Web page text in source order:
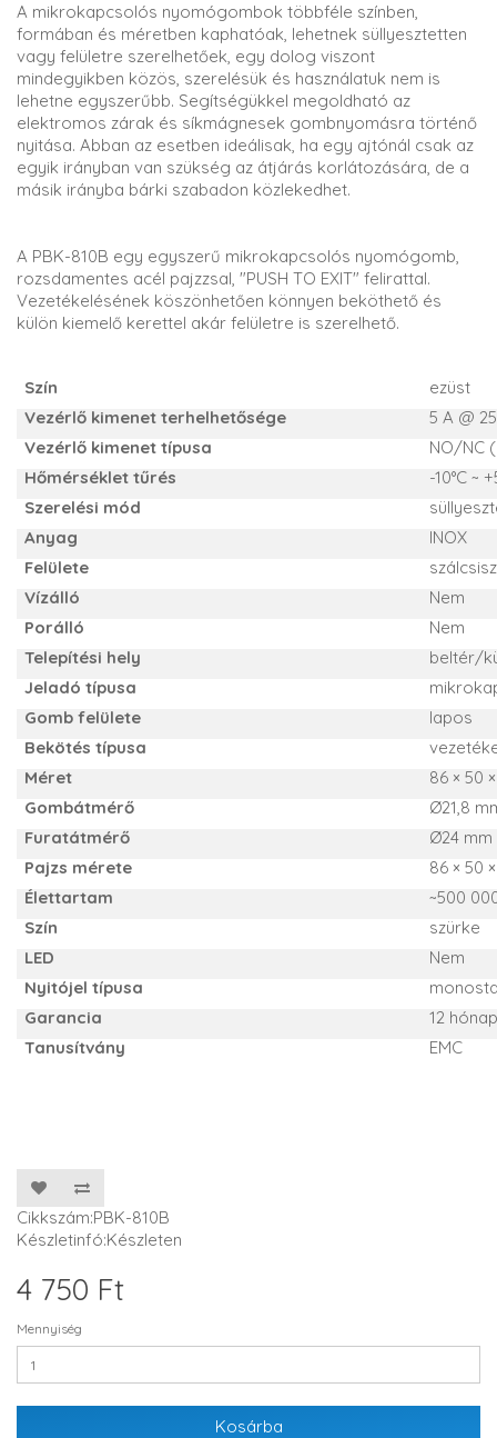
A mikrokapcsolós nyomógombok többféle színben,
formában és méretben kaphatóak, lehetnek süllyesztetten
vagy felületre szerelhetőek, egy dolog viszont
mindegyikben közös, szerelésük és használatuk nem is
lehetne egyszerűbb. Segítségükkel megoldható az
elektromos zárak és síkmágnesek gombnyomásra történő
nyitása. Abban az esetben ideálisak, ha egy ajtónál csak az
egyik irányban van szükség az átjárás korlátozására, de a
másik irányba bárki szabadon közlekedhet.
A PBK-810B egy egyszerű mikrokapcsolós nyomógomb,
rozsdamentes acél pajzzsal, "PUSH TO EXIT" felirattal.
Vezetékelésének köszönhetően könnyen beköthető és
külön kiemelő kerettel akár felületre is szerelhető.
Szín
ezüst
Vezérlő kimenet terhelhetősége
5 A @
Vezérlő kimenet típusa
NO/NC
Hőmérséklet tűrés
-10°C ~
Szerelési mód
Anyag
INOX
Felülete
Vízálló
Nem
Porálló
Nem
Telepítési hely
beltér/
Jeladó típusa
Gomb felülete
lapos
Bekötés típusa
Méret
86 × 50
Gombátmérő
Ø21,8
Furatátmérő
Ø24 mm
Pajzs mérete
86 × 50
Élettartam
~500
Szín
szürke
LED
Nem
Nyitójel típusa
Garancia
12
Tanusítvány
EMC
Cikkszám:PBK-810B
Készletinfó:Készleten
4 750 Ft
Mennyiség
Kosárba